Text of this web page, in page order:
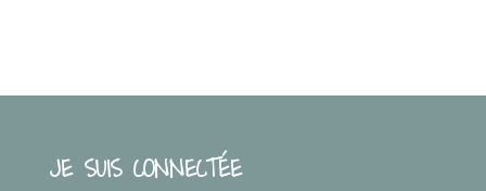
JE SUIS CONNECTÉE